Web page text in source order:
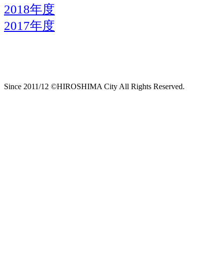
2018年度
2017年度
Since 2011/12 ©HIROSHIMA City All Rights Reserved.